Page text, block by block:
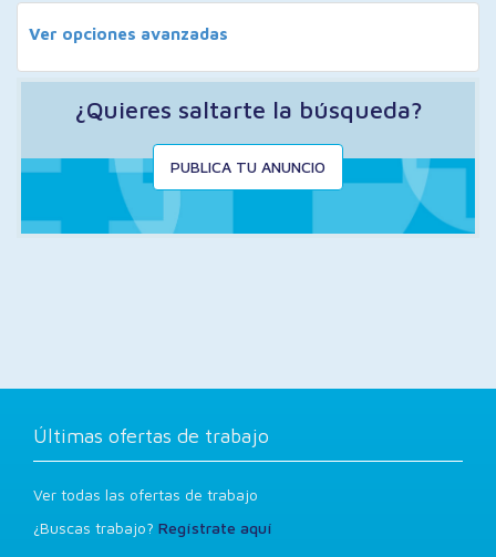
Ver opciones avanzadas
¿Quieres saltarte la búsqueda?
PUBLICA TU ANUNCIO
Últimas ofertas de trabajo
Ver todas las ofertas de trabajo
¿Buscas trabajo? Regístrate aquí